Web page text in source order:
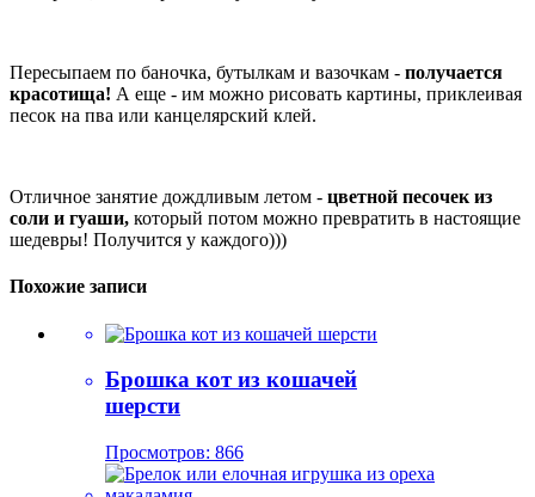
Пересыпаем по баночка, бутылкам и вазочкам - получается
красотища! А еще - им можно рисовать картины, приклеивая
песок на пва или канцелярский клей.
Отличное занятие дождливым летом - цветной песочек из
соли и гуаши, который потом можно превратить в настоящие
шедевры! Получится у каждого)))
Похожие записи
Брошка кот из кошачей
шерсти
Просмотров: 866